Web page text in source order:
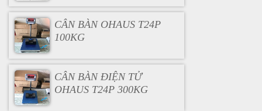
CÂN BÀN OHAUS T24P
100KG
CÂN BÀN ĐIỆN TỬ
OHAUS T24P 300KG